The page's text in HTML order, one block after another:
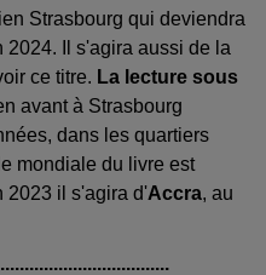
Strasbourg qui deviendra
2024. Il s'agira aussi de la
ce titre. La lecture sous
avant à Strasbourg
dans les quartiers
mondiale du livre est
2023 il s'agira d'Accra, au